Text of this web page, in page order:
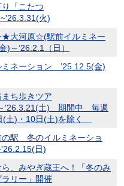
「こたつ
火)
★大河原☆(駅前イルミネー
)～’26.2.1（日）
ミネーション ’25.12.5(金)
ち歩きツア
'26.3.21(土) 期間中 毎週
)・10日(土)を除く
の駅 冬のイルミネーショ
日)
、みやぎ蔵王へ！「冬のみ
リー」開催